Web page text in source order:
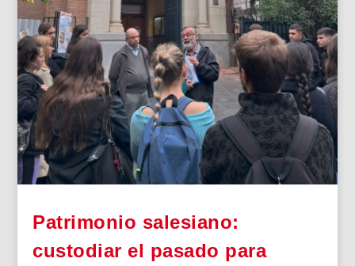
Patrimonio salesiano:
custodiar el pasado para